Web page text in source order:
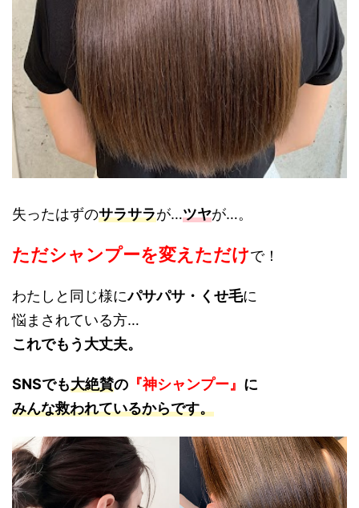
失ったはずのサラサラが…ツヤが…。
ただシャンプーを変えただけで！
わたしと同じ様にパサパサ・くせ毛に
悩まされている方…
これでもう大丈夫。
SNSでも大絶賛の 『神シャンプー』 に
みんな救われているからです。